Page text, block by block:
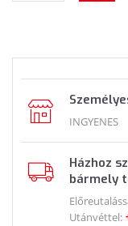
INGYENES
Házhoz
bármely
Utánvéttel: